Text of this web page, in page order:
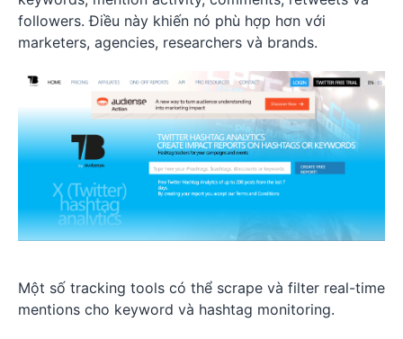
followers. Điều này khiến nó phù hợp hơn với
marketers, agencies, researchers và brands.
Một số tracking tools có thể scrape và filter real-time
mentions cho keyword và hashtag monitoring.